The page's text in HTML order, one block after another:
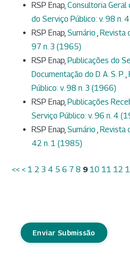
RSP Enap, Consultoria Geral
do Serviço Público: v. 98 n.
RSP Enap, Sumário Revista
97 n. 3 (1965)
RSP Enap, Publicações do
Documentação do D. A. S. P.
Público: v. 98 n. 3 (1966)
RSP Enap, Publicações
Serviço Público: v. 96 n. 4
RSP Enap, Sumário Revista
42 n. 1 (1985)
<< < 1 2 3 4 5 6 7 8 9 10 11 12
Enviar Submissão